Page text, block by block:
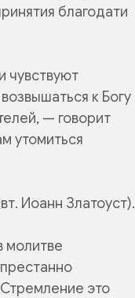
благодати
чувствуют
к Богу
— говорит
утомиться
Иоанн Златоуст).
молитве
это